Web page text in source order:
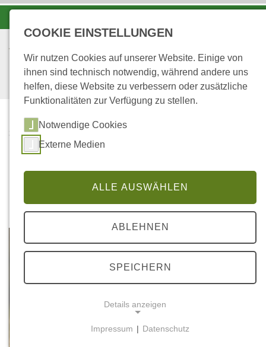
STARTSEITE
...
MUFFELWILD
Muffelwild
COOKIE EINSTELLUNGEN
Wir nutzen Cookies auf unserer Website. Einige von
ihnen sind technisch notwendig, während andere uns
helfen, diese Website zu verbessern oder zusätzliche
Funktionalitäten zur Verfügung zu stellen.
Notwendige Cookies
Externe Medien
ALLE AUSWÄHLEN
ABLEHNEN
SPEICHERN
Details anzeigen
Impressum | Datenschutz